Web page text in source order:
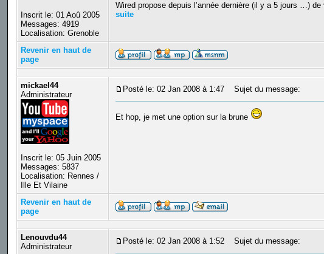
Inscrit le: 01 Aoû 2005
Messages: 4919
Localisation: Grenoble
Wired propose depuis l’année dernière (il y a 5 jours …)
suite
Revenir en haut de
page
mickael44
Administrateur
Inscrit le: 05 Juin 2005
Messages: 5837
Localisation: Rennes /
Ille Et Vilaine
Posté le: 02 Jan 2008 à 1:47 Sujet du message:
Et hop, je met une option sur la brune
Revenir en haut de
page
Lenouvdu44
Administrateur
Posté le: 02 Jan 2008 à 1:52 Sujet du message: